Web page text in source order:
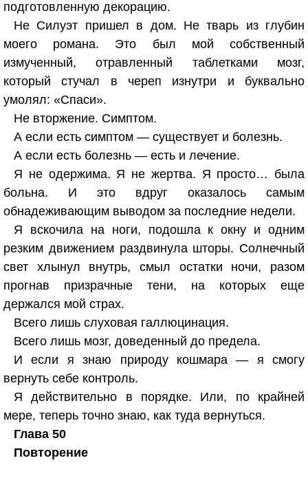
подготовленную декорацию.
Не Силуэт пришел в дом. Не тварь из глубин
моего романа. Это был мой собственный
измученный, отравленный таблетками мозг,
который стучал в череп изнутри и буквально
умолял: «Спаси».
Не вторжение. Симптом.
А если есть симптом — существует и болезнь.
А если есть болезнь — есть и лечение.
Я не одержима. Я не жертва. Я просто… была
больна. И это вдруг оказалось самым
обнадеживающим выводом за последние недели.
Я вскочила на ноги, подошла к окну и одним
резким движением раздвинула шторы. Солнечный
свет хлынул внутрь, смыл остатки ночи, разом
прогнав призрачные тени, на которых еще
держался мой страх.
Всего лишь слуховая галлюцинация.
Всего лишь мозг, доведенный до предела.
И если я знаю природу кошмара — я смогу
вернуть себе контроль.
Я действительно в порядке. Или, по крайней
мере, теперь точно знаю, как туда вернуться.
Глава 50
Повторение